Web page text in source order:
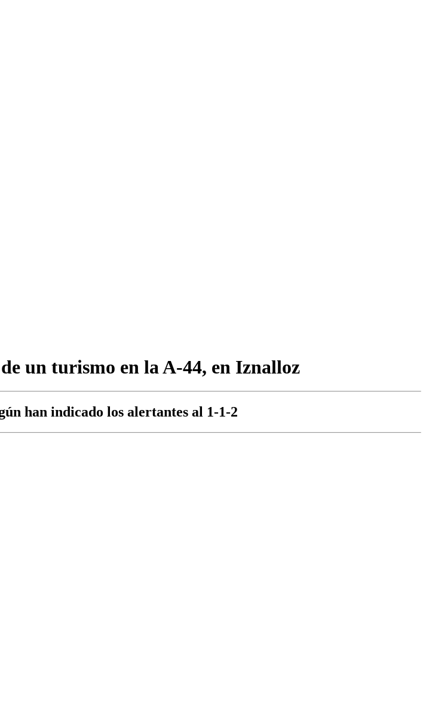
un turismo en la A-44, en Iznalloz
han indicado los alertantes al 1-1-2